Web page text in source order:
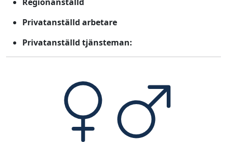
Privatanställd arbetare
Privatanställd tjänsteman: